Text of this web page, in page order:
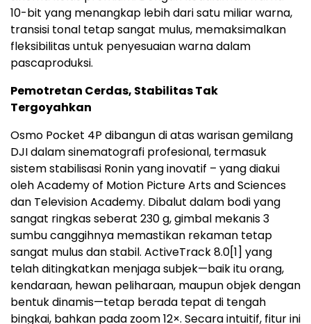
10-bit yang menangkap lebih dari satu miliar warna,
transisi tonal tetap sangat mulus, memaksimalkan
fleksibilitas untuk penyesuaian warna dalam
pascaproduksi.
Pemotretan Cerdas, Stabilitas Tak
Tergoyahkan
Osmo Pocket 4P dibangun di atas warisan gemilang
DJI dalam sinematografi profesional, termasuk
sistem stabilisasi Ronin yang inovatif – yang diakui
oleh Academy of Motion Picture Arts and Sciences
dan Television Academy. Dibalut dalam bodi yang
sangat ringkas seberat 230 g, gimbal mekanis 3
sumbu canggihnya memastikan rekaman tetap
sangat mulus dan stabil. ActiveTrack 8.0[1] yang
telah ditingkatkan menjaga subjek—baik itu orang,
kendaraan, hewan peliharaan, maupun objek dengan
bentuk dinamis—tetap berada tepat di tengah
bingkai, bahkan pada zoom 12×. Secara intuitif, fitur ini